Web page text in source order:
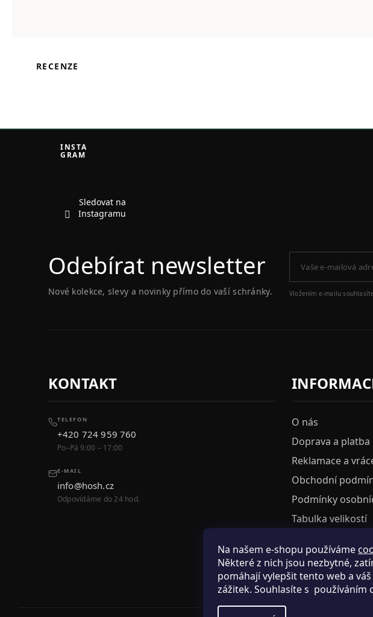
Na našem e-shopu používáme
Některé z nich jsou nezbytné,
pomáhají vylepšit tento web a
zážitek. Souhlasíte s používáním
RECENZE
INSTA
GRAM
Sledovat na
Instagramu
Odebírat newsletter
Nové kolekce, slevy a novinky přímo do vaší schránky. Vložením e-mailu
KONTAKT
TELEFON
+420 724 959 760
Po–Pá 9:00 – 17:00
E-MAIL
info@hosh.cz
Odpovídáme do 24 hod.
O nás
Doprava a platba
Reklamace a
Obchodní
Podmínky
Tabulka velikostí
HOSH KLUB
VELKOOBCHOD